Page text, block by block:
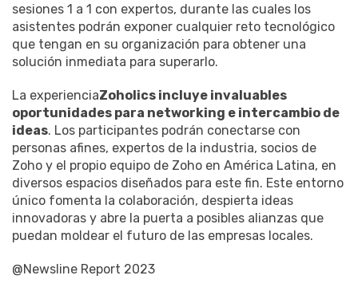
sesiones 1 a 1 con expertos, durante las cuales los
asistentes podrán exponer cualquier reto tecnológico
que tengan en su organización para obtener una
solución inmediata para superarlo.
La experienciaZoholics incluye invaluables
oportunidades para networking e intercambio de
ideas. Los participantes podrán conectarse con
personas afines, expertos de la industria, socios de
Zoho y el propio equipo de Zoho en América Latina, en
diversos espacios diseñados para este fin. Este entorno
único fomenta la colaboración, despierta ideas
innovadoras y abre la puerta a posibles alianzas que
puedan moldear el futuro de las empresas locales.
@Newsline Report 2023